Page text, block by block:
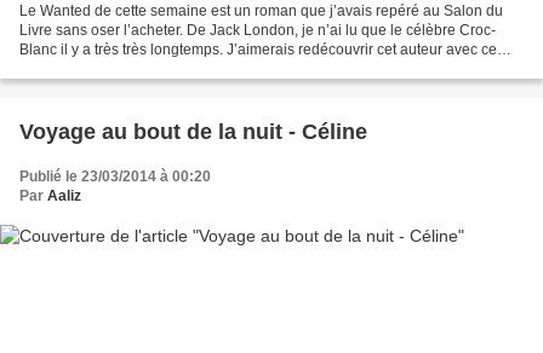
Le Wanted de cette semaine est un roman que j’avais repéré au Salon du
Livre sans oser l’acheter. De Jack London, je n’ai lu que le célèbre Croc-
Blanc il y a très très longtemps. J’aimerais redécouvrir cet auteur avec ce
Voyage au bout de la nuit - Céline
Publié le 23/03/2014 à 00:20
Par Aaliz